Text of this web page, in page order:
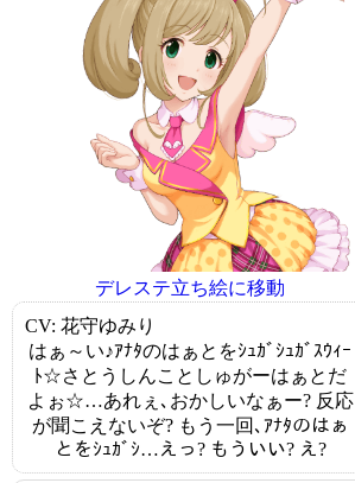
デレステ立ち絵に移動
CV: 花守ゆみり
はぁ～い♪ｱﾅﾀのはぁとをｼｭｶﾞｼｭｶﾞｽｳｨｰ
ﾄ☆さとうしんことしゅがーはぁとだ
よぉ☆…あれぇ､おかしいなぁー? 反応
が聞こえないぞ? もう一回､ｱﾅﾀのはぁ
とをｼｭｶﾞｼ…えっ? もういい? え?